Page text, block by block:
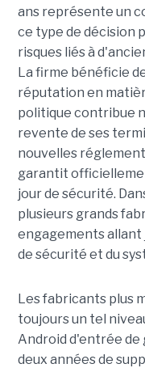
ans représente un
ce type de décision
risques liés à
La firme bénéficie
réputation en
politique contribue
revente de ses
nouvelles
garantit
jour de sécurité.
plusieurs grands
engagements allant
de sécurité et du
Les fabricants plus
toujours un tel
Android d'entrée de
deux années de